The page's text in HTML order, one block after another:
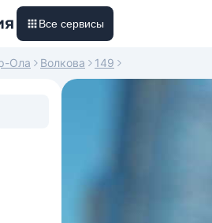
Все сервисы
Ола Волкова 149